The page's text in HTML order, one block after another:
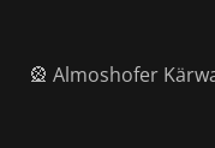
🎡 Almoshofer